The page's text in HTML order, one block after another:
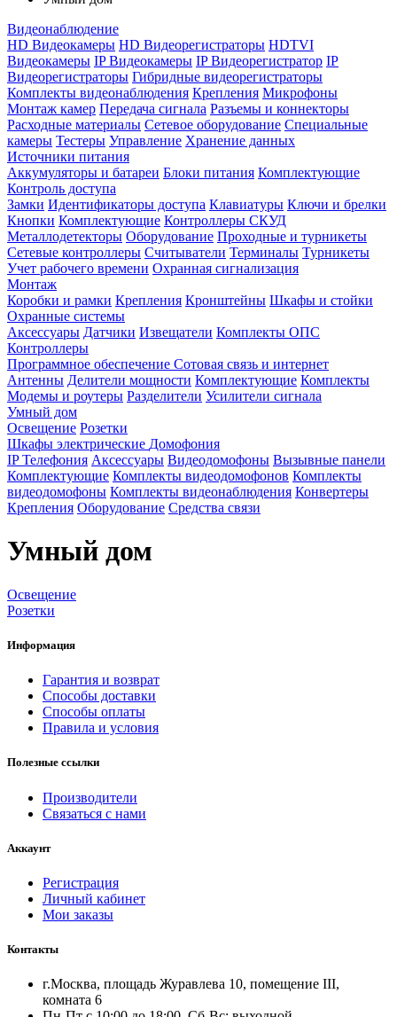
Видеонаблюдение
HD Видеокамеры HD Видеорегистраторы HDTVI
Видеокамеры IP Видеокамеры IP Видеорегистратор IP
Видеорегистраторы Гибридные видеорегистраторы
Комплекты видеонаблюдения Крепления Микрофоны
Монтаж камер Передача сигнала Разъемы и коннекторы
Расходные материалы Сетевое оборудование Специальные
камеры Тестеры Управление Хранение данных
Источники питания
Аккумуляторы и батареи Блоки питания Комплектующие
Контроль доступа
Замки Идентификаторы доступа Клавиатуры Ключи и брелки
Кнопки Комплектующие Контроллеры СКУД
Металлодетекторы Оборудование Проходные и турникеты
Сетевые контроллеры Считыватели Терминалы Турникеты
Учет рабочего времени Охранная сигнализация
Монтаж
Коробки и рамки Крепления Кронштейны Шкафы и стойки
Охранные системы
Аксессуары Датчики Извещатели Комплекты ОПС
Контроллеры
Программное обеспечение Сотовая связь и интернет
Антенны Делители мощности Комплектующие Комплекты
Модемы и роутеры Разделители Усилители сигнала
Умный дом
Освещение Розетки
Шкафы электрические Домофония
IP Телефония Аксессуары Видеодомофоны Вызывные панели
Комплектующие Комплекты видеодомофонов Комплекты
видеодомофоны Комплекты видеонаблюдения Конвертеры
Крепления Оборудование Средства связи
Умный дом
Освещение
Розетки
Информация
Гарантия и возврат
Способы доставки
Способы оплаты
Правила и условия
Полезные ссылки
Производители
Связаться с нами
Аккаунт
Регистрация
Личный кабинет
Мои заказы
Контакты
г.Москва, площадь Журавлева 10, помещение III,
комната 6